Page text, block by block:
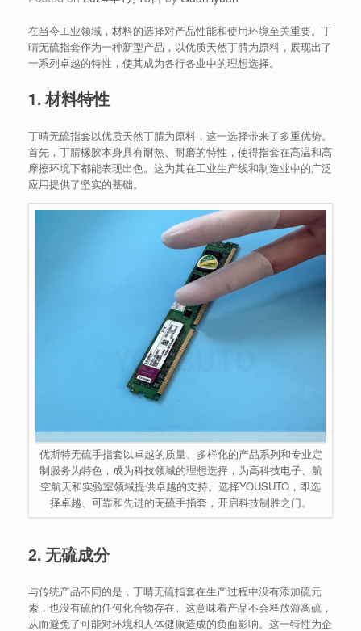
在当今工业领域，材料的选择对产品性能和使用环境至关重要。丁
晴无硫指套作为一种新型产品，以优质天然丁腈为原料，展现出了
一系列卓越的特性，使其成为各行各业中的理想选择。
1. 材料特性
丁晴无硫指套以优质天然丁腈为原料，这一选择带来了多重优势。
首先，丁腈橡胶本身具有耐热、耐磨的特性，使得指套在高温和高
摩擦环境下都能表现出色。这为其在工业生产线和制造业中的广泛
应用提供了坚实的基础。
优斯特无硫手指套以卓越的质量、多样化的产品系列和专业定
制服务为特色，成为科技领域的理想选择，为高科技电子、航
空航天和实验室领域提供卓越的支持。选择YOUSUTO，即选
择卓越、可靠和先进的无硫手指套，开启科技制胜之门。
2. 无硫成分
与传统产品不同的是，丁晴无硫指套在生产过程中没有添加硫元
素，也没有硫的任何化合物存在。这意味着产品不会释放游离硫，
从而避免了可能对环境和人体健康造成的负面影响。这一特性为企